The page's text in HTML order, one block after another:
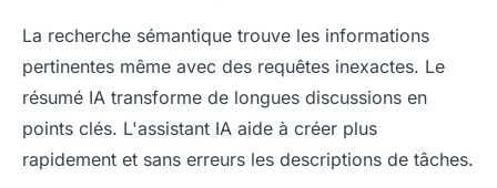
La recherche sémantique trouve les informations
pertinentes même avec des requêtes inexactes. Le
résumé IA transforme de longues discussions en
points clés. L'assistant IA aide à créer plus
rapidement et sans erreurs les descriptions de tâches.